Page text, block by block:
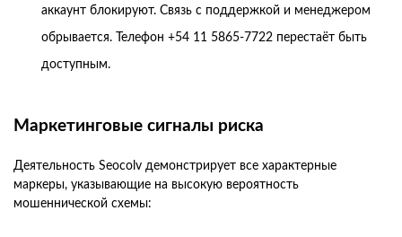
аккаунт блокируют. Связь с поддержкой и менеджером
обрывается. Телефон +54 11 5865-7722 перестаёт быть
доступным.
Маркетинговые сигналы риска
Деятельность Seocolv демонстрирует все характерные
маркеры, указывающие на высокую вероятность
мошеннической схемы: